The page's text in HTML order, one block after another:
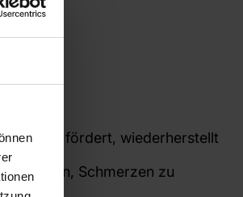
Körpers fördert, wiederherstellt
Schmerzen zu